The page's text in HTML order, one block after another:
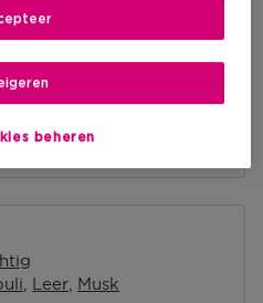
nabij jou.
Leer Musk
beheren